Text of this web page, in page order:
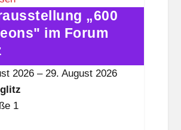
„600
im Forum
2026 –29. August 2026
1